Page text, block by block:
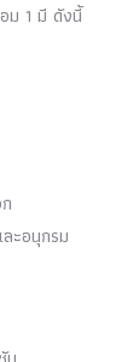
ม 1 มี ดังนี้
ะอนุกรม